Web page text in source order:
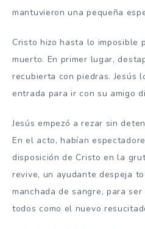
mantuvieron una pequeña
Cristo hizo hasta lo imposible
muerto. En primer lugar,
recubierta con piedras. Jesús
entrada para ir con su amigo
Jesús empezó a rezar sin
En el acto, habían
disposición de Cristo en la
revive, un ayudante despeja
manchada de sangre, para
todos como el nuevo